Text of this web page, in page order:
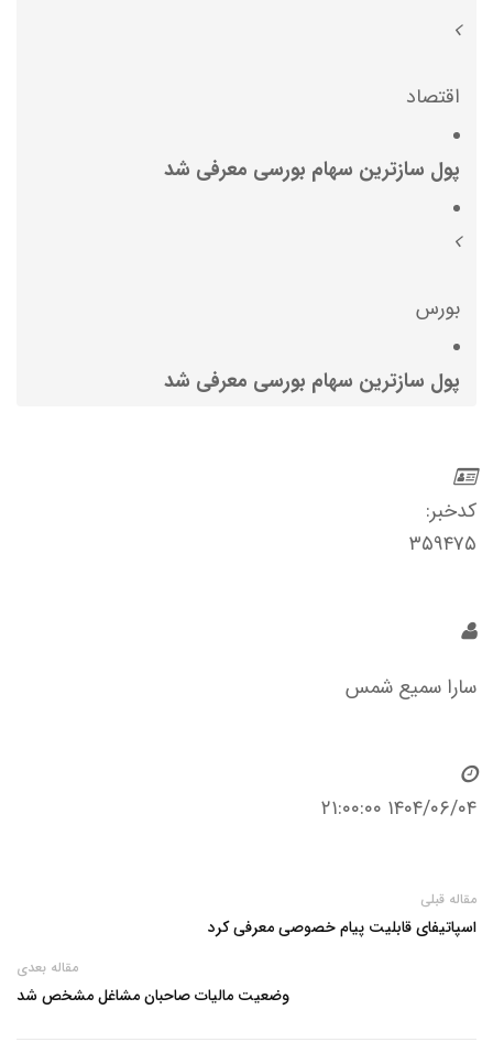
اقتصاد
پول سازترین سهام بورسی معرفی شد
بورس
پول سازترین سهام بورسی معرفی شد
کدخبر:
۳۵۹۴۷۵
سارا سمیع شمس
۱۴۰۴/۰۶/۰۴ ۲۱:۰۰:۰۰
مقاله قبلی
اسپاتیفای قابلیت پیام خصوصی معرفی کرد
مقاله بعدی
وضعیت مالیات صاحبان مشاغل مشخص شد